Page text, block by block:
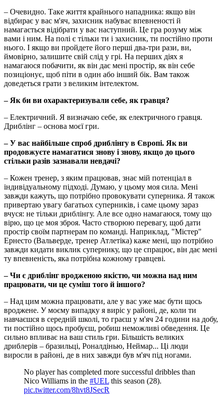
– Очевидно. Таке життя крайнього нападника: якщо він
відбирає у вас м'яч, захисник набуває впевненості й
намагається відібрати у вас наступний. Це гра розуму між
вами і ним. На полі є тільки ти і захисник, ти постійно проти
нього. І якщо ви пройдете його перші два-три рази, ви,
ймовірно, залишите свій слід у грі. На перших діях я
намагаюся побачити, як він дає мені простір, як він себе
позиціонує, щоб піти в один або інший бік. Вам також
доведеться грати з великим інтелектом.
– Як би ви охарактеризували себе, як гравця?
– Електричний. Я визначаю себе, як електричного гравця.
Дриблінг – основа моєї гри.
– У вас найбільше спроб дриблінгу в Європі. Як ви
продовжуєте намагатися знову і знову, якщо до цього
стільки разів зазнавали невдачі?
– Кожен тренер, з яким працював, знає мій потенціал в
індивідуальному підході. Думаю, у цьому моя сила. Мені
завжди кажуть, що потрібно провокувати суперника. Я також
привертаю увагу багатьох суперників, і саме цьому зараз
вчуся: не тільки дриблінгу. Але все одно намагаюся, тому що
вірю, що це моя зброя. Часто створюю перевагу, щоб дати
простір своїм партнерам по команді. Наприклад, "Містер"
Ернесто (Вальверде, тренер Атлетіка) каже мені, що потрібно
завжди кидати виклик супернику, що це спрацює, він дає мені
ту впевненість, яка потрібна кожному гравцеві.
– Чи є дриблінг вродженою якістю, чи можна над ним
працювати, чи це суміш того й іншого?
– Над цим можна працювати, але у вас уже має бути щось
вроджене. У моєму випадку я виріс у районі, де, коли ти
навчаєшся в середній школі, то граєш у м'яч 24 години на добу,
ти постійно щось пробуєш, робиш неможливі обведення. Це
сильно впливає на ваш стиль гри. Більшість великих
дриблерів – бразильці, Роналдінью, Неймар... Ці люди
виросли в районі, де в них завжди був м'яч під ногами.
No player has completed more successful dribbles than
Nico Williams in the #UEL this season (28). ️
pic.twitter.com/8hvt8JSecR